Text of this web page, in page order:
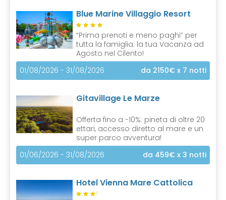
Blue Marine Villaggio Resort
“Prima prenoti e meno paghi” per
tutta la famiglia: la tua Vacanza ad
Agosto nel Cilento!
01/08/2026 - 31/08/2026
da 2150€ x 7 notti
Gitavillage Le Marze
Offerta fino a -10%: pineta di oltre 20
ettari, accesso diretto al mare e un
super parco avventura!
01/06/2026 - 31/08/2026
da 459€ x 3 notti
Hotel Vienna Mare Cattolica
S